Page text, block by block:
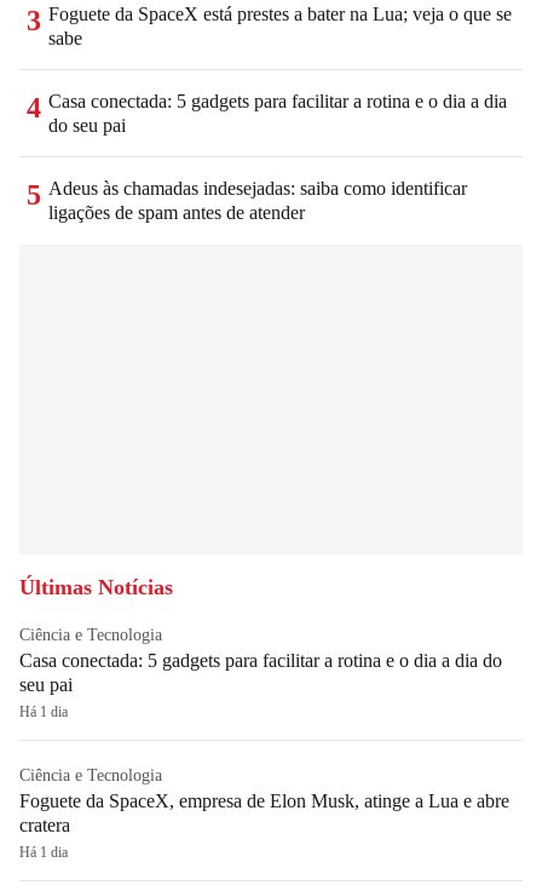
3 Foguete da SpaceX está prestes a bater na Lua; veja o que se
sabe
4 Casa conectada: 5 gadgets para facilitar a rotina e o dia a dia
do seu pai
5 Adeus às chamadas indesejadas: saiba como identificar
ligações de spam antes de atender
Últimas Notícias
Ciência e Tecnologia
Casa conectada: 5 gadgets para facilitar a rotina e o dia a dia do
seu pai
Há 1 dia
Ciência e Tecnologia
Foguete da SpaceX, empresa de Elon Musk, atinge a Lua e abre
cratera
Há 1 dia